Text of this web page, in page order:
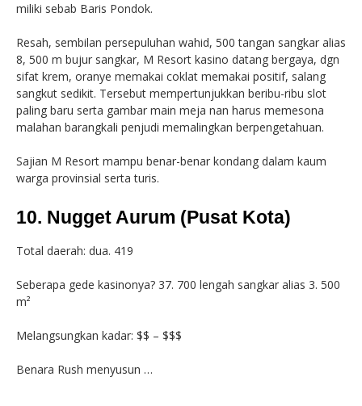
miliki sebab Baris Pondok.
Resah, sembilan persepuluhan wahid, 500 tangan sangkar alias
8, 500 m bujur sangkar, M Resort kasino datang bergaya, dgn
sifat krem, oranye memakai coklat memakai positif, salang
sangkut sedikit. Tersebut mempertunjukkan beribu-ribu slot
paling baru serta gambar main meja nan harus memesona
malahan barangkali penjudi memalingkan berpengetahuan.
Sajian M Resort mampu benar-benar kondang dalam kaum
warga provinsial serta turis.
10. Nugget Aurum (Pusat Kota)
Total daerah: dua. 419
Seberapa gede kasinonya? 37. 700 lengah sangkar alias 3. 500
m²
Melangsungkan kadar: $$ – $$$
Benara Rush menyusun …